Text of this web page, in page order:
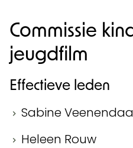
Commissie
jeugdfilm
Effectieve leden
Sabine
Heleen Rouw